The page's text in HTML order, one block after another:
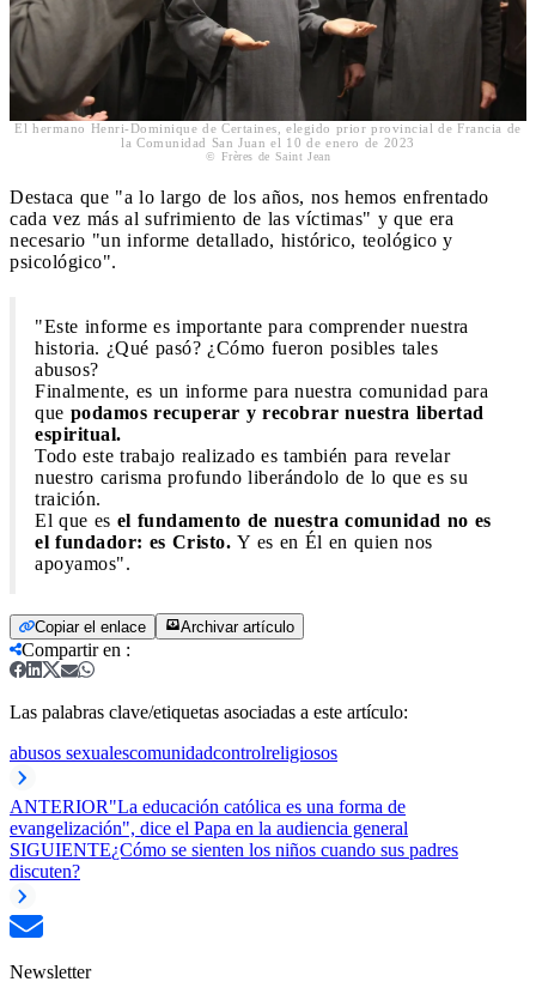
El hermano Henri-Dominique de Certaines, elegido prior provincial de Francia de
la Comunidad San Juan el 10 de enero de 2023
© Frères de Saint Jean
Destaca que "a lo largo de los años, nos hemos enfrentado
cada vez más al sufrimiento de las víctimas" y que era
necesario "un informe detallado, histórico, teológico y
psicológico".
"Este informe es importante para comprender nuestra
historia. ¿Qué pasó? ¿Cómo fueron posibles tales
abusos?
Finalmente, es un informe para nuestra comunidad para
que podamos recuperar y recobrar nuestra libertad
espiritual.
Todo este trabajo realizado es también para revelar
nuestro carisma profundo liberándolo de lo que es su
traición.
El que es el fundamento de nuestra comunidad no es
el fundador: es Cristo. Y es en Él en quien nos
apoyamos".
Copiar el enlace Archivar artículo
Compartir en :
Las palabras clave/etiquetas asociadas a este artículo:
abusos sexualescomunidadcontrolreligiosos
ANTERIOR"La educación católica es una forma de
evangelización", dice el Papa en la audiencia general
SIGUIENTE¿Cómo se sienten los niños cuando sus padres
discuten?
Newsletter